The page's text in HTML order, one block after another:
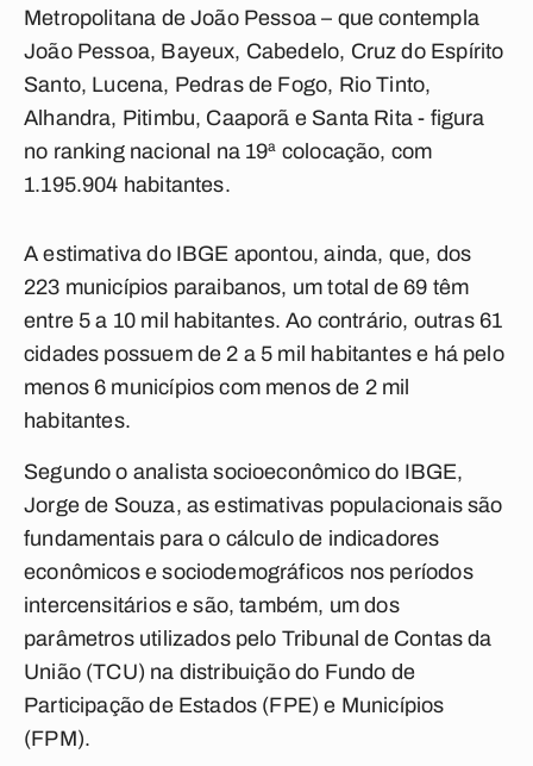
Metropolitana de João Pessoa – que contempla
João Pessoa, Bayeux, Cabedelo, Cruz do Espírito
Santo, Lucena, Pedras de Fogo, Rio Tinto,
Alhandra, Pitimbu, Caaporã e Santa Rita - figura
no ranking nacional na 19ª colocação, com
1.195.904 habitantes.
A estimativa do IBGE apontou, ainda, que, dos
223 municípios paraibanos, um total de 69 têm
entre 5 a 10 mil habitantes. Ao contrário, outras 61
cidades possuem de 2 a 5 mil habitantes e há pelo
menos 6 municípios com menos de 2 mil
habitantes.
Segundo o analista socioeconômico do IBGE,
Jorge de Souza, as estimativas populacionais são
fundamentais para o cálculo de indicadores
econômicos e sociodemográficos nos períodos
intercensitários e são, também, um dos
parâmetros utilizados pelo Tribunal de Contas da
União (TCU) na distribuição do Fundo de
Participação de Estados (FPE) e Municípios
(FPM).